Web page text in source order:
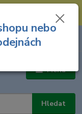
nářadí: 731 449 423 --
Menu
Hledat
za
nebo